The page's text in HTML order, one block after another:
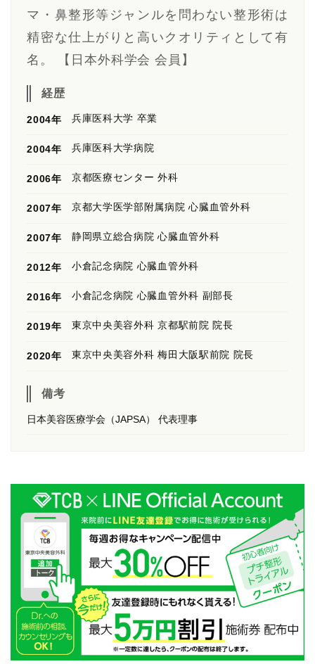
マ・鼻整形等ジャンルを問わない整形術は
精密な仕上がりと高いクオリティとして有
名。 【日本外科学会 会員】
経歴
2004年 兵庫医科大学 卒業
2004年 兵庫医科大学病院
2006年 京都医療センター 外科
2007年 京都大学医学部附属病院 心臓血管外科
2007年 静岡県立総合病院 心臓血管外科
2012年 小倉記念病院 心臓血管外科
2016年 小倉記念病院 心臓血管外科 副部長
2019年 東京中央美容外科 京都駅前院 院長
2020年 東京中央美容外科 梅田大阪駅前院 院長
備考
日本美容医療学会（JAPSA） 代表理事